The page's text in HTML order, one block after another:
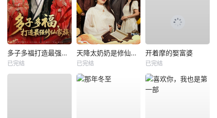
多子多福打造最强修仙家族
已完结
天降太奶奶是修仙老祖
已完结
开着摩的娶富婆
已完结